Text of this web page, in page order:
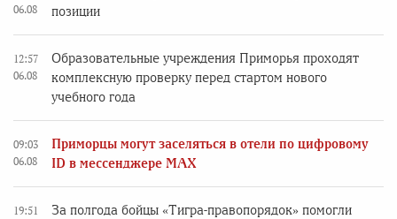
06.08
позиции
12:57
06.08
Образовательные учреждения Приморья проходят
комплексную проверку перед стартом нового
учебного года
09:03
06.08
Приморцы могут заселяться в отели по цифровому
ID в мессенджере MAX
19:51
За полгода бойцы «Тигра-правопорядок» помогли